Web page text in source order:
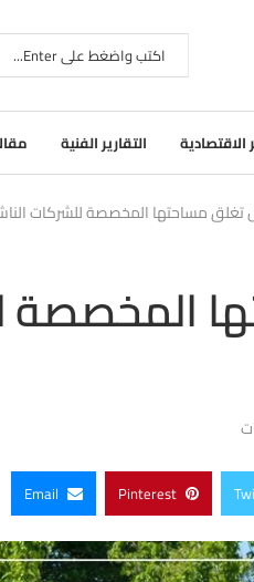
الاقتصادية التقارير الفنية
مساحتها المخصصة للشركات
المخصصة
Pinterest
Email